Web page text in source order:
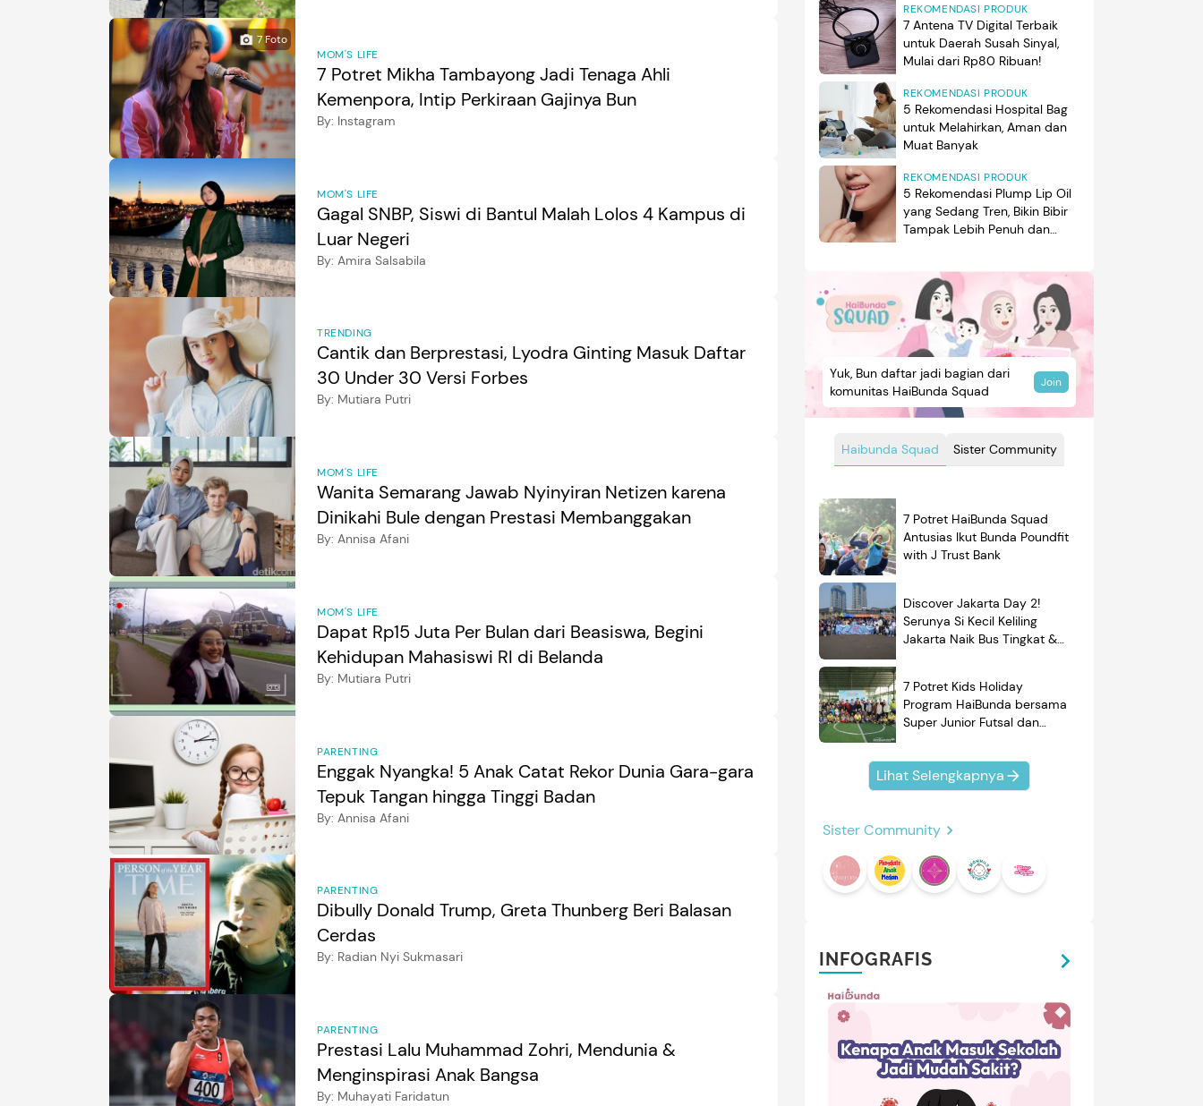
7Foto
MOM'S LIFE
7 Potret Mikha Tambayong Jadi Tenaga Ahli
Kemenpora, Intip Perkiraan Gajinya Bun
By: Instagram
MOM'S LIFE
Gagal SNBP, Siswi di Bantul Malah Lolos 4 Kampus di
Luar Negeri
By: Amira Salsabila
TRENDING
Cantik dan Berprestasi, Lyodra Ginting Masuk Daftar
30 Under 30 Versi Forbes
By: Mutiara Putri
MOM'S LIFE
Wanita Semarang Jawab Nyinyiran Netizen karena
Dinikahi Bule dengan Prestasi Membanggakan
By: Annisa Afani
MOM'S LIFE
Dapat Rp15 Juta Per Bulan dari Beasiswa, Begini
Kehidupan Mahasiswi RI di Belanda
By: Mutiara Putri
PARENTING
Enggak Nyangka! 5 Anak Catat Rekor Dunia Gara-gara
Tepuk Tangan hingga Tinggi Badan
By: Annisa Afani
PARENTING
Dibully Donald Trump, Greta Thunberg Beri Balasan
Cerdas
By: Radian Nyi Sukmasari
PARENTING
Prestasi Lalu Muhammad Zohri, Mendunia &
Menginspirasi Anak Bangsa
By: Muhayati Faridatun
REKOMENDASI PRODUK
7 Antena TV Digital Terbaik
untuk Daerah Susah Sinyal,
Mulai dari Rp80 Ribuan!
REKOMENDASI PRODUK
5 Rekomendasi Hospital Bag
untuk Melahirkan, Aman dan
Muat Banyak
REKOMENDASI PRODUK
5 Rekomendasi Plump Lip Oil
yang Sedang Tren, Bikin Bibir
Tampak Lebih Penuh dan
Haibunda Squad Sister Community
Yuk, Bun daftar jadi bagian dari
komunitas HaiBunda Squad
Join
7 Potret HaiBunda Squad
Antusias Ikut Bunda Poundfit
with J Trust Bank
Discover Jakarta Day 2!
Serunya Si Kecil Keliling
Jakarta Naik Bus Tingkat &
7 Potret Kids Holiday
Program HaiBunda bersama
Super Junior Futsal dan
Kompak Banget!
Lihat Selengkapnya
Sister Community
INFOGRAFIS